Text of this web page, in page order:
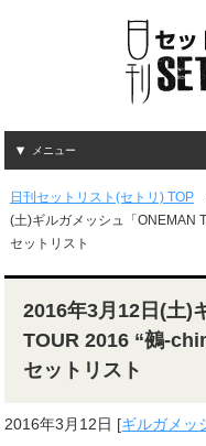
メニュー
日刊セットリスト(セトリ) TOP
(土)ギルガメッシュ「ONEMAN
セットリスト
2016年3月12日(土)
TOUR 2016 “鵺-
セットリスト
2016年3月12日 [ギルガメッ